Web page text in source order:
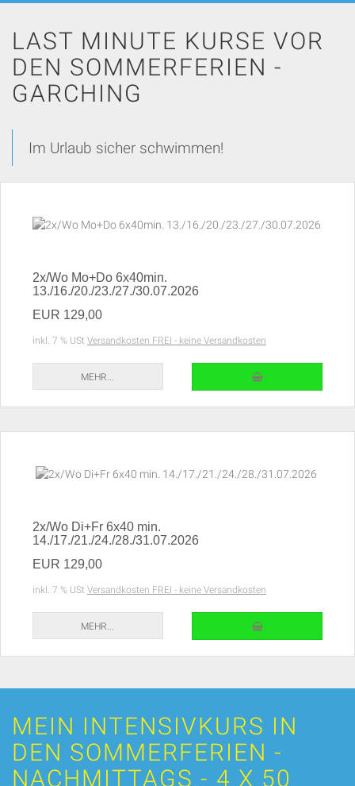
LAST MINUTE KURSE VOR
DEN SOMMERFERIEN -
GARCHING
Im Urlaub sicher schwimmen!
2x/Wo Mo+Do 6x40min.
13./16./20./23./27./30.07.2026
EUR 129,00
inkl. 7 % USt Versandkosten FREI - keine Versandkosten
MEHR... IN DEN WARENKORB
2x/Wo Di+Fr 6x40 min.
14./17./21./24./28./31.07.2026
EUR 129,00
inkl. 7 % USt Versandkosten FREI - keine Versandkosten
MEHR... IN DEN WARENKORB
MEIN INTENSIVKURS IN
DEN SOMMERFERIEN -
NACHMITTAGS - 4 X 50